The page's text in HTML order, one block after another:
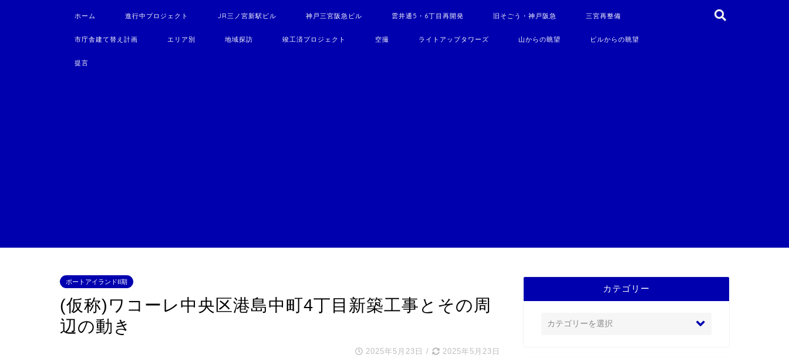
ホーム 進行中プロジェクト JR三ノ宮新駅ビル 神戸三宮阪急ビル 雲井通5・6丁目再開発 旧そごう・神戸阪急 三宮再整備
市庁舎建て替え計画 エリア別 地域探訪 竣工済プロジェクト 空撮 ライトアップタワーズ 山からの眺望 ビルからの眺望
提言
ポートアイランドII期
(仮称)ワコーレ中央区港島中町4丁目新築工事とその周
辺の動き
2025年5月23日 / 2025年5月23日
カテゴリー